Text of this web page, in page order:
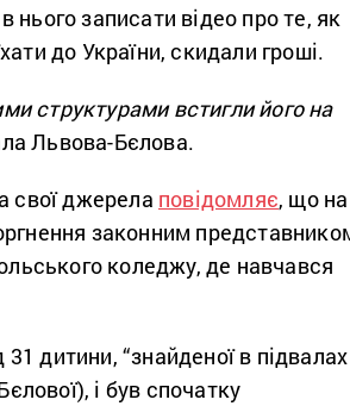
нього записати відео про те, як
до України, скидали гроші.
структурами встигли його на
Львова-Бєлова.
свої джерела повідомляє, що на
законним
коледжу, де навчався
дитини, “знайденої в підвалах
і був спочатку